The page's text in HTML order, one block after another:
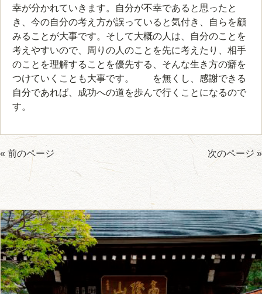
幸が分かれていきます。自分が不幸であると思ったと
き、今の自分の考え方が誤っていると気付き、自らを顧
みることが大事です。そして大概の人は、自分のことを
考えやすいので、周りの人のことを先に考えたり、相手
のことを理解することを優先する、そんな生き方の癖を
つけていくことも大事です。 を無くし、感謝できる
自分であれば、成功への道を歩んで行くことになるので
す。
« 前のページ 次のページ »